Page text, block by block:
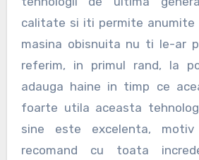
calitate si iti permite anumite
masina obisnuita nu ti le-ar
referim, in primul rand, la
adauga haine in timp ce
foarte utila aceasta
sine este excelenta,
recomand cu toata